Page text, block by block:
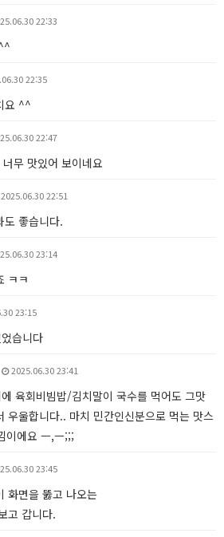
22:33
22:35
요 ^^
22:47
무 맛있어 보이네요
22:51
도 좋습니다.
23:14
ㅋㅋ
23:15
습니다
2025.06.30 23:41
육회비빔밥/김치말이 국수를 먹어도 그맛
우울합니다.. 마치 민간인신분으로 먹는 맛스
이에요 ㅡ,ㅡ;;;
23:45
화면을 뚫고 나오는
고 갑니다.